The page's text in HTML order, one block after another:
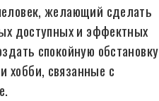
желающий сделать
доступных и эффектных
спокойную обстановку
связанные с